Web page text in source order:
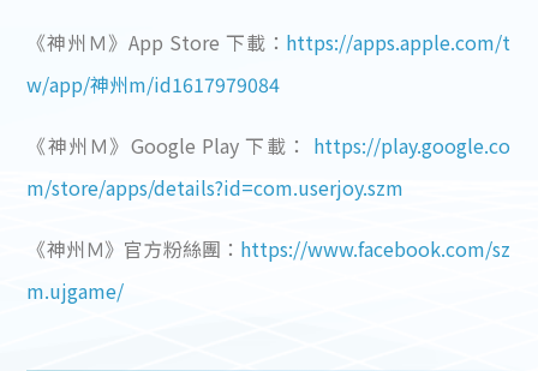
《神州Ｍ》App Store 下載： https://apps.apple.com/t
w/app/神州m/id1617979084
《神州Ｍ》Google Play 下載： https://play.google.co
m/store/apps/details?id=com.userjoy.szm
《神州Ｍ》官方粉絲團： https://www.facebook.com/sz
m.ujgame/